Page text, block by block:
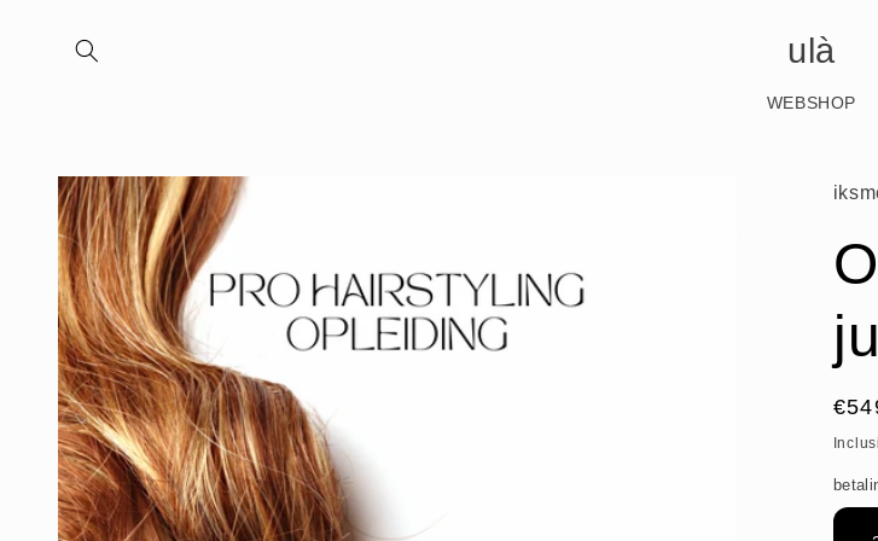
content
ulà
WEBSHOP
Ga direct naar
productinformatie
prijs